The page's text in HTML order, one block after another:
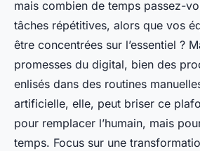
mais combien de temps passez-
tâches répétitives, alors que vos
être concentrées sur l’essentiel ?
promesses du digital, bien des
enlisés dans des routines
artificielle, elle, peut briser ce
pour remplacer l’humain, mais
temps. Focus sur une